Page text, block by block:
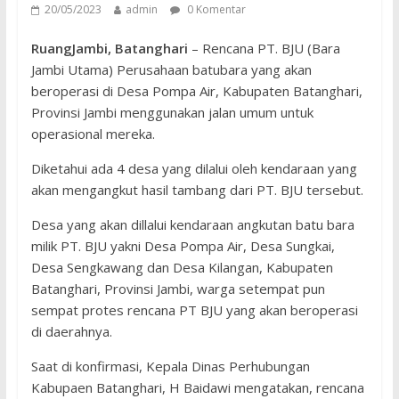
20/05/2023 admin 0 Komentar
RuangJambi, Batanghari – Rencana PT. BJU (Bara
Jambi Utama) Perusahaan batubara yang akan
beroperasi di Desa Pompa Air, Kabupaten Batanghari,
Provinsi Jambi menggunakan jalan umum untuk
operasional mereka.
Diketahui ada 4 desa yang dilalui oleh kendaraan yang
akan mengangkut hasil tambang dari PT. BJU tersebut.
Desa yang akan dillalui kendaraan angkutan batu bara
milik PT. BJU yakni Desa Pompa Air, Desa Sungkai,
Desa Sengkawang dan Desa Kilangan, Kabupaten
Batanghari, Provinsi Jambi, warga setempat pun
sempat protes rencana PT BJU yang akan beroperasi
di daerahnya.
Saat di konfirmasi, Kepala Dinas Perhubungan
Kabupaen Batanghari, H Baidawi mengatakan, rencana